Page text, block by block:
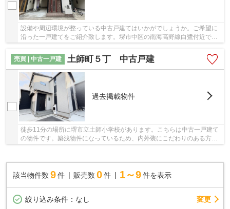
設備や周辺環境が整っている中古戸建てはいかがでしょうか。ご希望に
沿った一戸建てをご紹介致します。堺市中区の南海高野線白鷺付近でマ
売買 | 中古一戸建
土師町５丁 中古戸建
過去掲載物件
徒歩11分の場所に堺市立土師小学校があります。こちらは中古一戸建て
の物件です。築浅物件になっているため、内外装にこだわりのある方に
該当物件数 9件 販売数 0 件 1～9 件を表示
絞り込み条件： なし 変更